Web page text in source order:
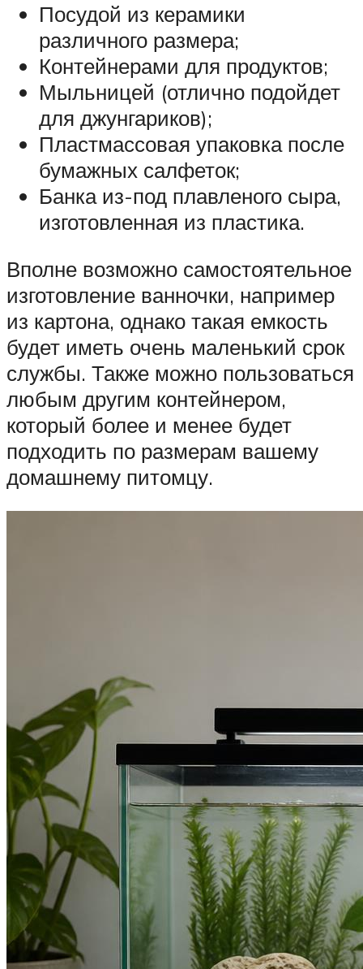
Посудой из керамики
различного размера;
Контейнерами для продуктов;
Мыльницей (отлично подойдет
для джунгариков);
Пластмассовая упаковка после
бумажных салфеток;
Банка из-под плавленого сыра,
изготовленная из пластика.
Вполне возможно самостоятельное
изготовление ванночки, например
из картона, однако такая емкость
будет иметь очень маленький срок
службы. Также можно пользоваться
любым другим контейнером,
который более и менее будет
подходить по размерам вашему
домашнему питомцу.